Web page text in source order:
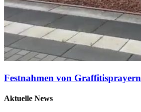
Festnahmen von Graffitisprayern
Aktuelle News